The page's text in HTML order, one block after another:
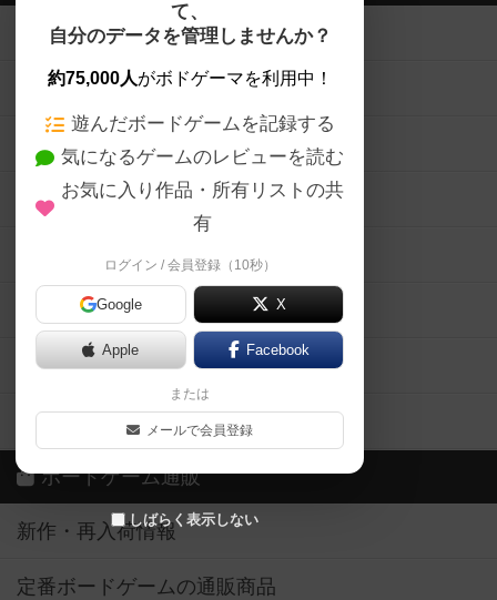
て、
自分のデータを管理しませんか？
約75,000人がボドゲーマを利用中！
遊んだボードゲームを記録する
気になるゲームのレビューを読む
お気に入り作品・所有リストの共
有
ログイン / 会員登録（10秒）
Google X
Apple Facebook
または
メールで会員登録
しばらく表示しない
ボードゲームを検索する
ボードゲームの新着レビュー
ボードゲーム会情報
メカニクス特集
掲示板・トピックス
ボドとも・会員一覧
ボードゲーム業界コラム
ボドゲーマご利用案内
ボードゲーム通販
新作・再入荷情報
定番ボードゲームの通販商品